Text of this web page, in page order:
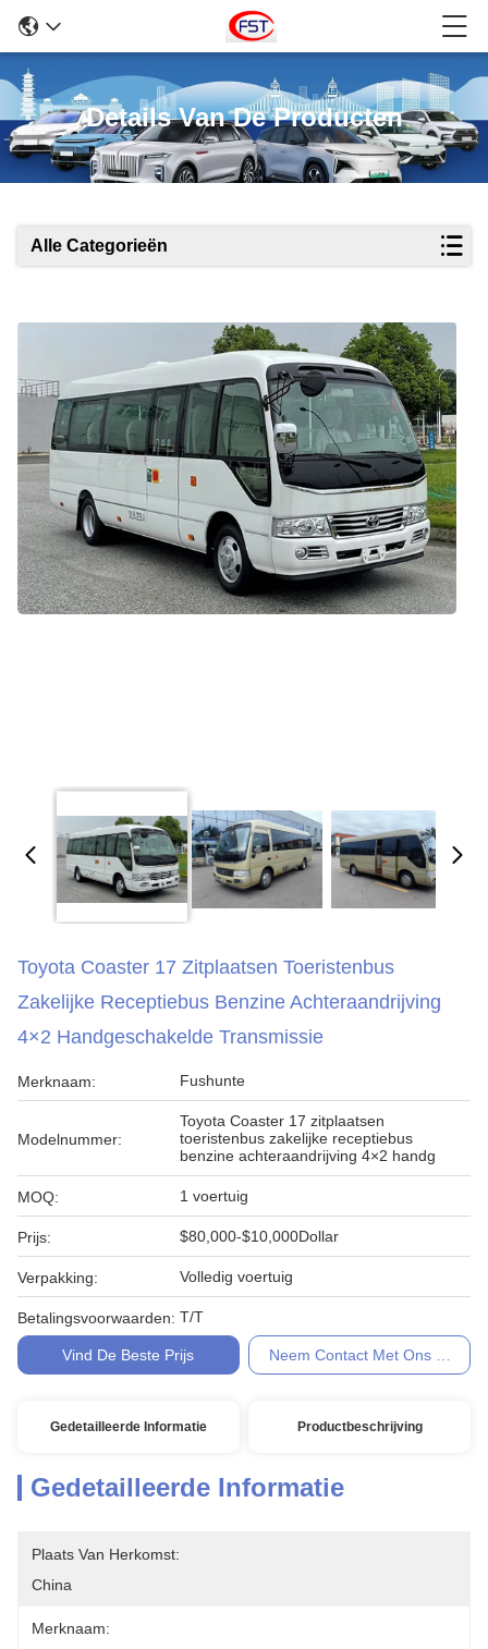
Details Van De Producten
Alle Categorieën
Toyota Coaster 17 Zitplaatsen Toeristenbus
Zakelijke Receptiebus Benzine Achteraandrijving
4×2 Handgeschakelde Transmissie
Merknaam: Fushunte
Modelnummer:
Toyota Coaster 17 zitplaatsen
toeristenbus zakelijke receptiebus
benzine achteraandrijving 4×2 handg
MOQ: 1 voertuig
Prijs: $80,000-$10,000Dollar
Verpakking: Volledig voertuig
Betalingsvoorwaarden: T/T
Vind De Beste Prijs Neem Contact Met Ons Op
Gedetailleerde Informatie Productbeschrijving
Gedetailleerde Informatie
Plaats Van Herkomst:
China
Merknaam: